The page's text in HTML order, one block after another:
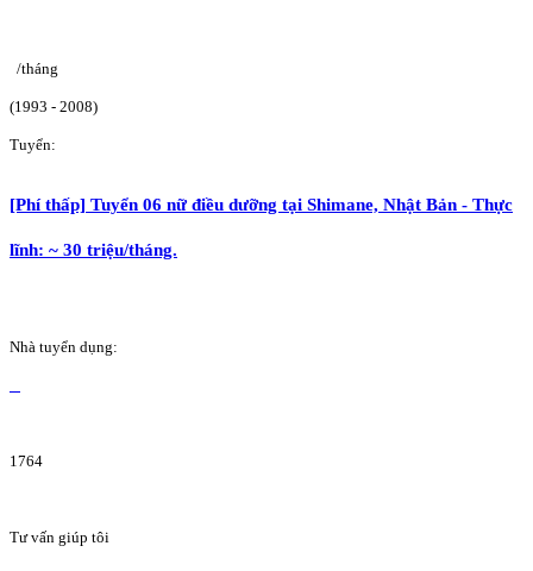
/tháng
(1993 - 2008)
Tuyển:
[Phí thấp] Tuyển 06 nữ điều dưỡng tại Shimane, Nhật Bản - Thực
lĩnh: ~ 30 triệu/tháng.
Nhà tuyển dụng:
1764
Tư vấn giúp tôi